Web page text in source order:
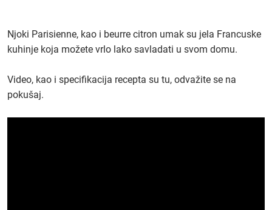
Njoki Parisienne, kao i beurre citron umak su jela Francuske
kuhinje koja možete vrlo lako savladati u svom domu.
Video, kao i specifikacija recepta su tu, odvažite se na
pokušaj.